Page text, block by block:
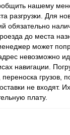
нашему
разгрузки. Для
обязательно
до места
может
невозможно
навигации.
грузов,
не входят.
плату.